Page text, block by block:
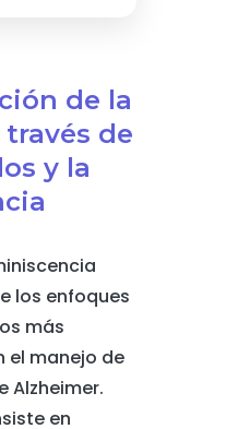
de la
de
y la
los enfoques
más
el manejo de
Alzheimer.
en